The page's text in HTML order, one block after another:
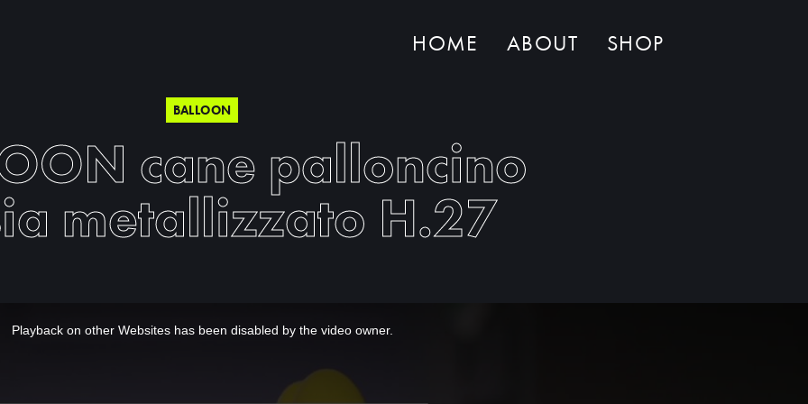
HOME ABOUT SHOP
BALLOON
cane palloncino
metallizzato H.27
Playback on other Websites has been disabled by the video owner.